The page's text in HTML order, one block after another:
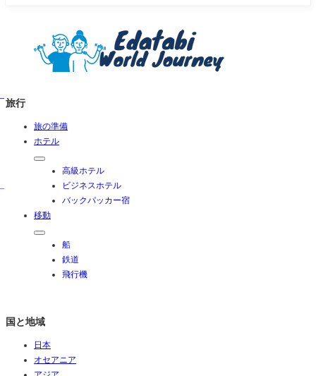
旅行
旅の準備
ホテル
高級ホテル
ビジネスホテル
バックパッカー宿
移動
船
鉄道
飛行機
国と地域
日本
オセアニア